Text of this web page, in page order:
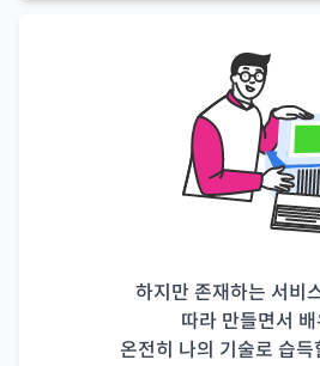
하지만 존재하는 서비
따라 만들면서
온전히 나의 기술로 습득